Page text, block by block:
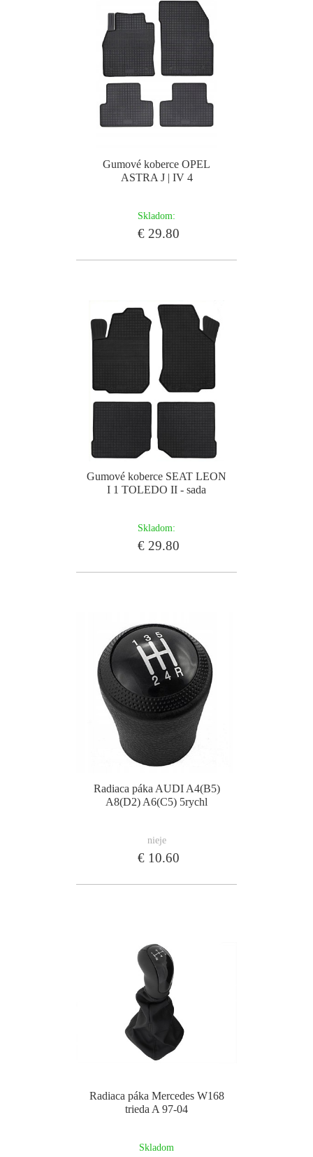
Gumové koberce OPEL
ASTRA J | IV 4
Skladom:
€ 29.80
Gumové koberce SEAT LEON
I 1 TOLEDO II - sada
Skladom:
€ 29.80
Radiaca páka AUDI A4(B5)
A8(D2) A6(C5) 5rychl
nieje
€ 10.60
Radiaca páka Mercedes W168
trieda A 97-04
Skladom